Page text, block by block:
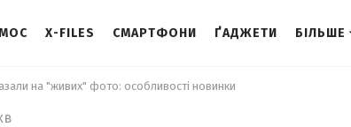
X-FILES СМАРТФОНИ ҐАДЖЕТИ БІЛЬШЕ
на "живих" фото: особливості новинки